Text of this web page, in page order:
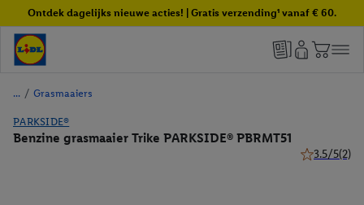
Ontdek dagelijks nieuwe acties! | Gratis verzending¹ vanaf € 60.
/ Grasmaaiers
PARKSIDE®
Benzine grasmaaier Trike PARKSIDE® PBRMT51
3.5/5(2)